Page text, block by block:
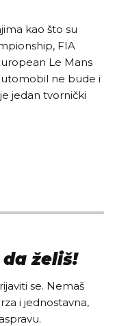
kao što su
FIA
Le Mans
ne bude i
jedan tvornički
želiš!
se. Nemaš
i jednostavna,